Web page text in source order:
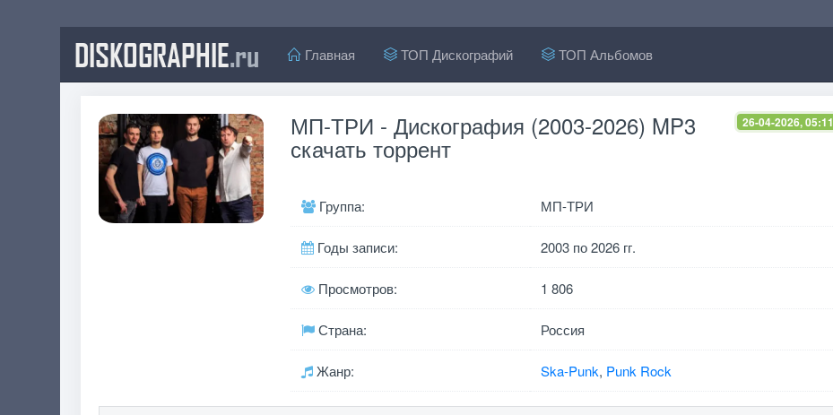
DISKOGRAPHIE.ru Главная ТОП Дискографий ТОП Альбомов
26-04-2026, 05:11
МП-ТРИ - Дискография (2003-2026) MP3
скачать торрент
Группа: МП-ТРИ
Годы записи: 2003 по 2026 гг.
Просмотров: 1 806
Страна: Россия
Жанр: Ska-Punk, Punk Rock